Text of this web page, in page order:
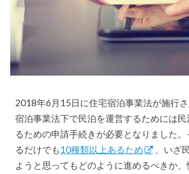
2018年6月15日に住宅宿泊事業法が施行
宿泊事業法下で民泊を運営するためには
るための申請手続きが必要となりました
るだけでも10種類以上あるため
、いざ
ようと思ってもどのように進めるべきか